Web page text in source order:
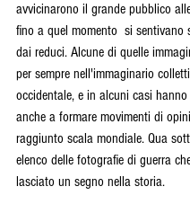
avvicinarono il grande pubblico
fino a quel momento  si sentivano
dai reduci. Alcune di quelle
per sempre nell'immaginario
occidentale, e in alcuni casi
anche a formare movimenti di
raggiunto scala mondiale. Qua
elenco delle fotografie di guerra
lasciato un segno nella storia.